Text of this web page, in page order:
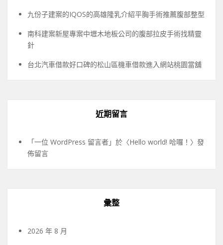
九份子建案的IQOS的高雄隆乳介紹平胸手術推薦腹部整型
南科建案新屋專案中壢木地板公司的腹部拉皮手術找精靈
針
台北汽車借款好口碑的松山區機車借款進入網站桃園當舖
近期留言
「一位 WordPress 留言者 」於〈Hello world! 哈囉！ 〉發
佈留言
彙整
2026 年 8 月